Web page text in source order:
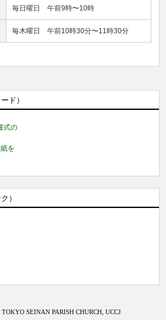
毎日曜日 午前9時〜10時
毎木曜日 午前10時30分〜11時30分
ド）
式の
を
）
SEINAN PARISH CHURCH, UCCJ